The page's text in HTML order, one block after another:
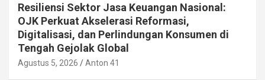
Resiliensi Sektor Jasa Keuangan Nasional:
OJK Perkuat Akselerasi Reformasi,
Digitalisasi, dan Perlindungan Konsumen di
Tengah Gejolak Global
Agustus 5, 2026 Anton 41